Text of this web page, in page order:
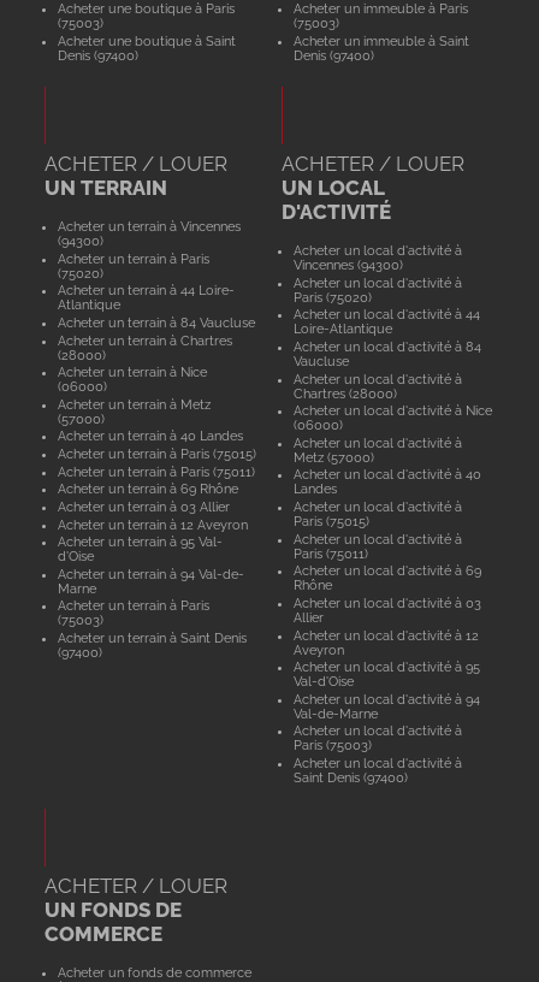
Acheter une boutique à Paris
(75003)
Acheter une boutique à Saint
Denis (97400)
Acheter un immeuble à Paris
(75003)
Acheter un immeuble à Saint
Denis (97400)
ACHETER / LOUER
UN TERRAIN
Acheter un terrain à Vincennes
(94300)
Acheter un terrain à Paris
(75020)
Acheter un terrain à 44 Loire-
Atlantique
Acheter un terrain à 84 Vaucluse
Acheter un terrain à Chartres
(28000)
Acheter un terrain à Nice
(06000)
Acheter un terrain à Metz
(57000)
Acheter un terrain à 40 Landes
Acheter un terrain à Paris (75015)
Acheter un terrain à Paris (75011)
Acheter un terrain à 69 Rhône
Acheter un terrain à 03 Allier
Acheter un terrain à 12 Aveyron
Acheter un terrain à 95 Val-
d'Oise
Acheter un terrain à 94 Val-de-
Marne
Acheter un terrain à Paris
(75003)
Acheter un terrain à Saint Denis
(97400)
ACHETER / LOUER
UN LOCAL
D'ACTIVITÉ
Acheter un local d'activité à
Vincennes (94300)
Acheter un local d'activité à
Paris (75020)
Acheter un local d'activité à 44
Loire-Atlantique
Acheter un local d'activité à 84
Vaucluse
Acheter un local d'activité à
Chartres (28000)
Acheter un local d'activité à Nice
(06000)
Acheter un local d'activité à
Metz (57000)
Acheter un local d'activité à 40
Landes
Acheter un local d'activité à
Paris (75015)
Acheter un local d'activité à
Paris (75011)
Acheter un local d'activité à 69
Rhône
Acheter un local d'activité à 03
Allier
Acheter un local d'activité à 12
Aveyron
Acheter un local d'activité à 95
Val-d'Oise
Acheter un local d'activité à 94
Val-de-Marne
Acheter un local d'activité à
Paris (75003)
Acheter un local d'activité à
Saint Denis (97400)
ACHETER / LOUER
UN FONDS DE
COMMERCE
Acheter un fonds de commerce